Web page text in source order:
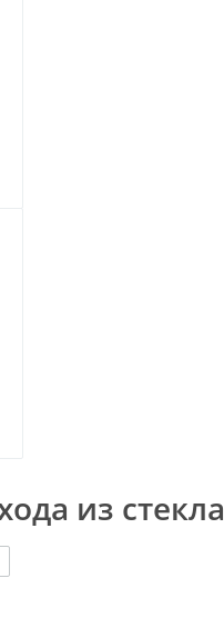
из стекла